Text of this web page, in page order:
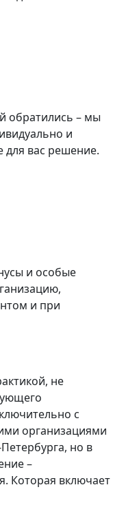
обратились – мы
и
для вас решение.
и особые
и при
не
с
организациями
но в
–
Которая включает